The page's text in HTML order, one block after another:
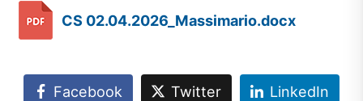
CS 02.04.2026_Massimario.docx
Facebook Twitter LinkedIn